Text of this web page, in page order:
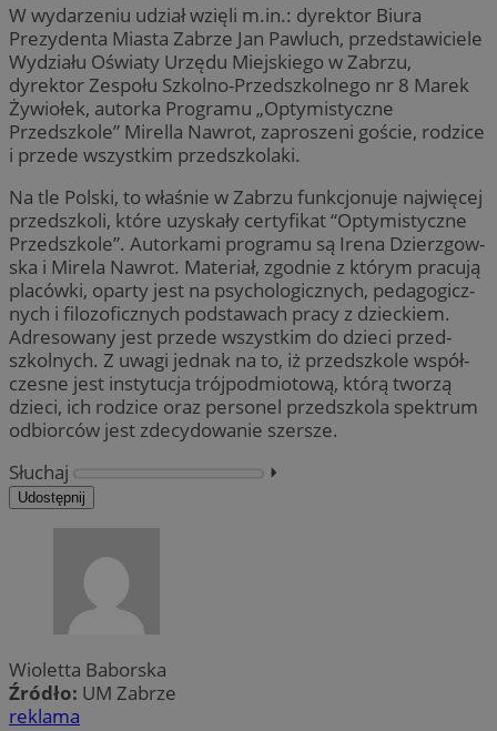
W wydarzeniu udział wzięli m.in.: dyrektor Biura
Prezydenta Miasta Zabrze Jan Pawluch, przedstawiciele
Wydziału Oświaty Urzędu Miejskiego w Zabrzu,
dyrektor Zespołu Szkolno-Przedszkolnego nr 8 Marek
Żywiołek, autorka Programu „Optymistyczne
Przedszkole” Mirella Nawrot, zaproszeni goście, rodzice
i przede wszystkim przedszkolaki.
Na tle Polski, to właśnie w Zabrzu funkcjonuje najwięcej
przedszkoli, które uzyskały certyfikat “Optymistyczne
Przedszkole”. Autorkami programu są Ire­na Dzierz­gow­
ska i Mi­re­la Naw­rot. Ma­te­ria­ł, zgodnie z którym pracują
placówki, opar­ty jest na psy­cho­lo­gicz­nych, pe­da­go­gicz­
nych i fi­lo­zo­ficz­nych pod­sta­wach pra­cy z dziec­kiem.
Adre­so­wa­ny jest przede wszyst­kim do dzie­ci przed­
szkol­nych. Z uwa­gi jed­nak na to, iż przed­szko­le współ­
cze­sne jest in­sty­tu­cja trój­pod­mio­to­wą, któ­rą two­rzą
dzie­ci, ich ro­dzi­ce oraz per­so­nel przed­szko­la spek­trum
od­bior­ców jest zde­cy­do­wa­nie szer­sze.
Słuchaj
⏵︎
Udostępnij
Wioletta Baborska
Źródło: UM Zabrze
reklama